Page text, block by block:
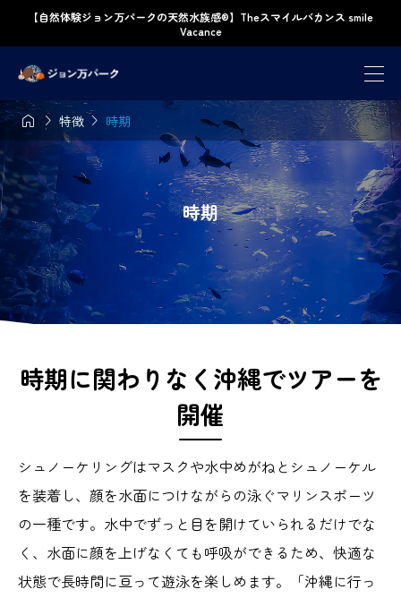
【自然体験ジョン万パークの天然水族感®】Theスマイルバカンス smile
Vacance
  特徴 時期
時期
時期に関わりなく沖縄でツアーを
開催
シュノーケリングはマスクや水中めがねとシュノーケル
を装着し、顔を水面につけながらの泳ぐマリンスポーツ
の一種です。水中でずっと目を開けていられるだけでな
く、水面に顔を上げなくても呼吸ができるため、快適な
状態で長時間に亘って遊泳を楽しめます。「沖縄に行っ